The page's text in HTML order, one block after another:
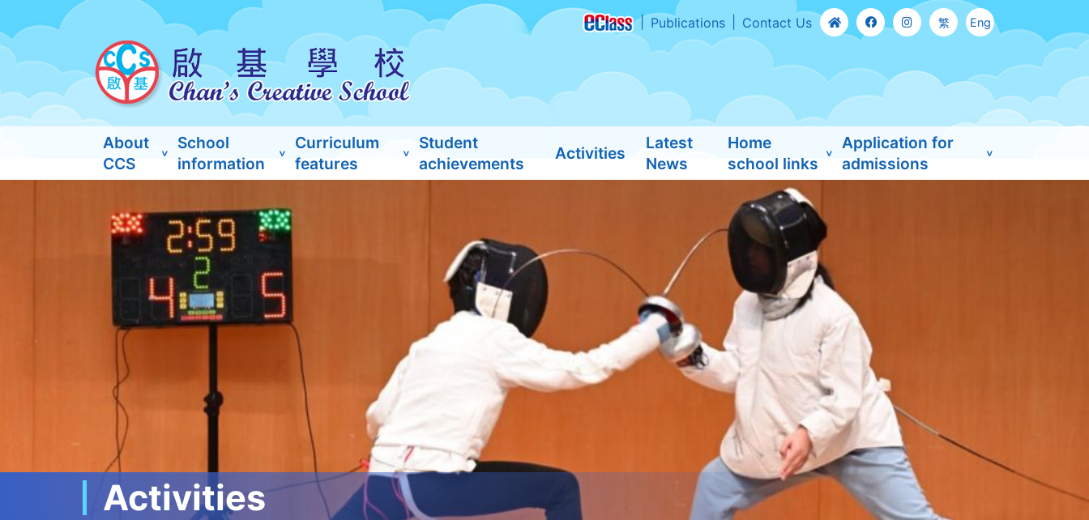
Publications Contact Us 繁 Eng
About
CCS
School
information
Curriculum
features
Student
achievements
Activities
Latest
News
Home
school links
Application for
admissions
Activities